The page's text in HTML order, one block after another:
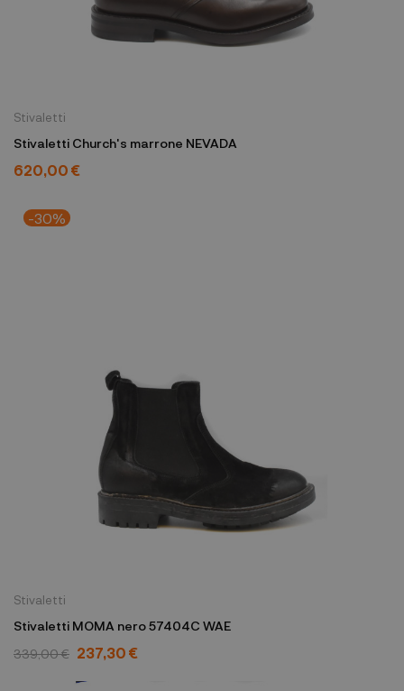
Stivaletti
Stivaletti Church's marrone NEVADA
620,00 €
-30%
Stivaletti
Stivaletti MOMA nero 57404C WAE
339,00 € 237,30 €